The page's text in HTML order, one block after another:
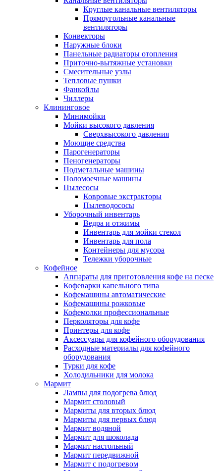
Круглые канальные вентиляторы
Прямоугольные канальные
вентиляторы
Конвекторы
Наружные блоки
Панельные радиаторы отопления
Приточно-вытяжные установки
Смесительные узлы
Тепловые пушки
Фанкойлы
Чиллеры
Клининговое
Минимойки
Мойки высокого давления
Сверхвысокого давления
Моющие средства
Парогенераторы
Пеногенераторы
Подметальные машины
Поломоечные машины
Пылесосы
Ковровые экстракторы
Пылеводососы
Уборочный инвентарь
Ведра и отжимы
Инвентарь для мойки стекол
Инвентарь для пола
Контейнеры для мусора
Тележки уборочные
Кофейное
Аппараты для приготовления кофе на песке
Кофеварки капельного типа
Кофемашины автоматические
Кофемашины рожковые
Кофемолки профессиональные
Перколяторы для кофе
Принтеры для кофе
Аксессуары для кофейного оборудования
Расходные материалы для кофейного
оборудования
Турки для кофе
Холодильники для молока
Мармит
Лампы для подогрева блюд
Мармит столовый
Мармиты для вторых блюд
Мармиты для первых блюд
Мармит водяной
Мармит для шоколада
Мармит настольный
Мармит передвижной
Мармит с подогревом